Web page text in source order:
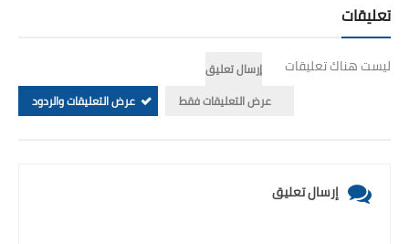
تعليقات
ليست هناك تعليقات
إرسال تعليق
عرض التعليقات فقط
عرض التعليقات والردود
إرسال تعليق